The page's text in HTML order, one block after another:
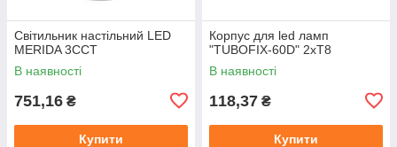
Світильник настільний LED
MERIDA 3CCT
В наявності
751,16 ₴
Купити
Корпус для led ламп
"TUBOFIX-60D" 2xT8
В наявності
118,37 ₴
Купити